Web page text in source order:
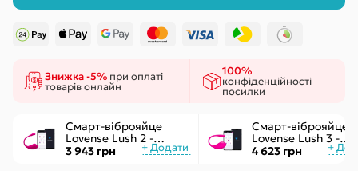
Знижка -5% при оплаті
товарів онлайн
100%
конфіденційності
посилки
Смарт-віброяйце
Lovense Lush 2 -
управління через
додаток
3 943 грн
Смарт-віброяйце
Lovense Lush 3 -
керування через
інтернет
4 623 грн